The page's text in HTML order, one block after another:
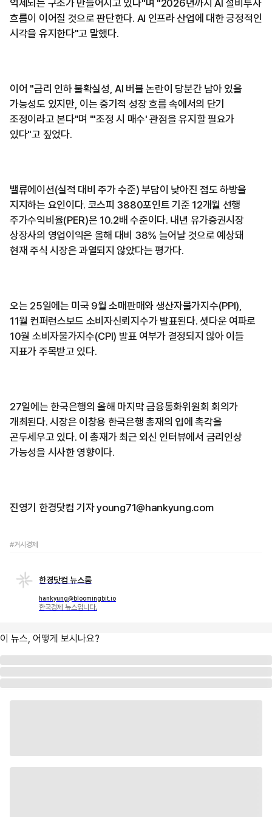
억제되는 구조가 만들어지고 있다"며 "2026년까지 AI 설비투자
흐름이 이어질 것으로 판단한다. AI 인프라 산업에 대한 긍정적인
시각을 유지한다"고 말했다.
이어 "금리 인하 불확실성, AI 버블 논란이 당분간 남아 있을
가능성도 있지만, 이는 중기적 성장 흐름 속에서의 단기
조정이라고 본다"며 "'조정 시 매수' 관점을 유지할 필요가
있다"고 짚었다.
밸류에이션(실적 대비 주가 수준) 부담이 낮아진 점도 하방을
지지하는 요인이다. 코스피 3880포인트 기준 12개월 선행
주가수익비율(PER)은 10.2배 수준이다. 내년 유가증권시장
상장사의 영업이익은 올해 대비 38% 늘어날 것으로 예상돼
현재 주식 시장은 과열되지 않았다는 평가다.
오는 25일에는 미국 9월 소매판매와 생산자물가지수(PPI),
11월 컨퍼런스보드 소비자신뢰지수가 발표된다. 셧다운 여파로
10월 소비자물가지수(CPI) 발표 여부가 결정되지 않아 이들
지표가 주목받고 있다.
27일에는 한국은행의 올해 마지막 금융통화위원회 회의가
개최된다. 시장은 이창용 한국은행 총재의 입에 촉각을
곤두세우고 있다. 이 총재가 최근 외신 인터뷰에서 금리인상
가능성을 시사한 영향이다.
진영기 한경닷컴 기자 young71@hankyung.com
#거시경제
한경닷컴 뉴스룸
hankyung@bloomingbit.io
한국경제 뉴스입니다.
이 뉴스, 어떻게 보시나요?